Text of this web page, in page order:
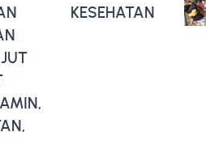
KESEHATAN